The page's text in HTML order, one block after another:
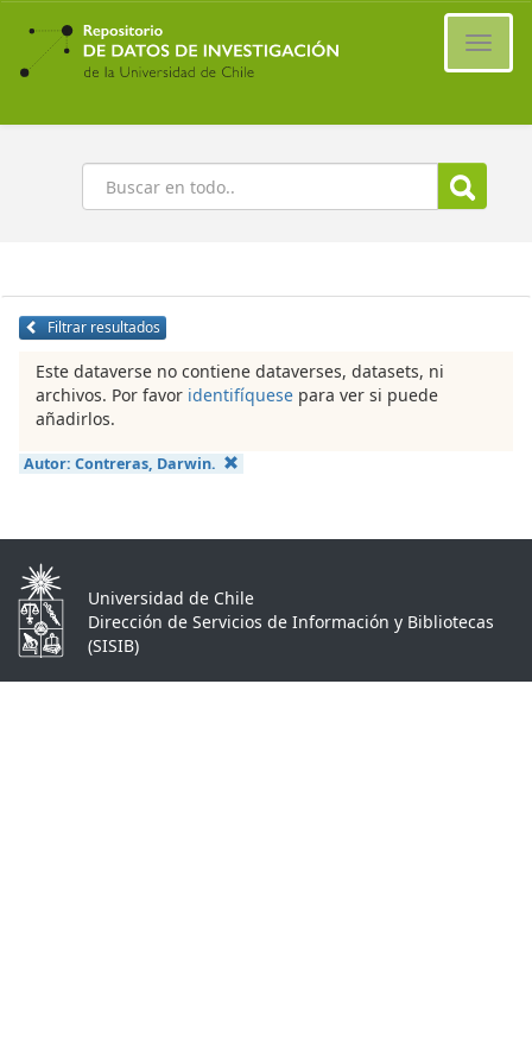
Ir
contenido
principal
Buscar
Filtrar resultados
Este dataverse no contiene dataverses, datasets, ni
archivos. Por favor identifíquese para ver si puede
añadirlos.
Autor: Contreras, Darwin.
Universidad de Chile
Dirección de Servicios de Información y Bibliotecas
(SISIB)